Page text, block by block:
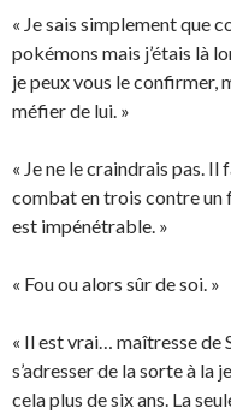
« Je sais simplement que
pokémons mais j’étais là
je peux vous le confirmer,
méfier de lui. »
« Je ne le craindrais pas.
combat en trois contre un
est impénétrable. »
« Fou ou alors sûr de soi. »
« Il est vrai… maîtresse de
s’adresser de la sorte à la
cela plus de six ans. La